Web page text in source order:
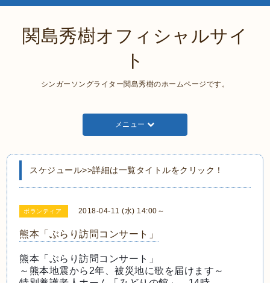
関島秀樹オフィシャルサイ
ト
シンガーソングライター関島秀樹のホームページです。
メニュー
スケジュール>>詳細は一覧タイトルをクリック！
ボランティア 2018-04-11 (水) 14:00～
熊本「ぶらり訪問コンサート」
熊本「ぶらり訪問コンサート」
～熊本地震から2年、被災地に歌を届けます～